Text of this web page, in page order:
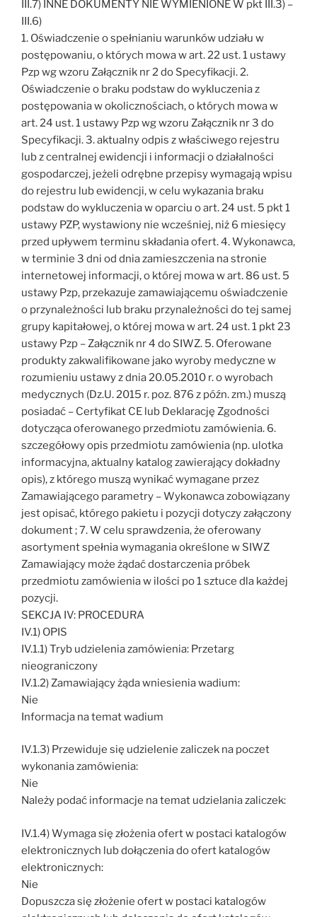
III.7) INNE DOKUMENTY NIE WYMIENIONE W pkt III.3) –
III.6)
1. Oświadczenie o spełnianiu warunków udziału w
postępowaniu, o których mowa w art. 22 ust. 1 ustawy
Pzp wg wzoru Załącznik nr 2 do Specyfikacji. 2.
Oświadczenie o braku podstaw do wykluczenia z
postępowania w okolicznościach, o których mowa w
art. 24 ust. 1 ustawy Pzp wg wzoru Załącznik nr 3 do
Specyfikacji. 3. aktualny odpis z właściwego rejestru
lub z centralnej ewidencji i informacji o działalności
gospodarczej, jeżeli odrębne przepisy wymagają wpisu
do rejestru lub ewidencji, w celu wykazania braku
podstaw do wykluczenia w oparciu o art. 24 ust. 5 pkt 1
ustawy PZP, wystawiony nie wcześniej, niż 6 miesięcy
przed upływem terminu składania ofert. 4. Wykonawca,
w terminie 3 dni od dnia zamieszczenia na stronie
internetowej informacji, o której mowa w art. 86 ust. 5
ustawy Pzp, przekazuje zamawiającemu oświadczenie
o przynależności lub braku przynależności do tej samej
grupy kapitałowej, o której mowa w art. 24 ust. 1 pkt 23
ustawy Pzp – Załącznik nr 4 do SIWZ. 5. Oferowane
produkty zakwalifikowane jako wyroby medyczne w
rozumieniu ustawy z dnia 20.05.2010 r. o wyrobach
medycznych (Dz.U. 2015 r. poz. 876 z późn. zm.) muszą
posiadać – Certyfikat CE lub Deklarację Zgodności
dotycząca oferowanego przedmiotu zamówienia. 6.
szczegółowy opis przedmiotu zamówienia (np. ulotka
informacyjna, aktualny katalog zawierający dokładny
opis), z którego muszą wynikać wymagane przez
Zamawiającego parametry – Wykonawca zobowiązany
jest opisać, którego pakietu i pozycji dotyczy załączony
dokument ; 7. W celu sprawdzenia, że oferowany
asortyment spełnia wymagania określone w SIWZ
Zamawiający może żądać dostarczenia próbek
przedmiotu zamówienia w ilości po 1 sztuce dla każdej
pozycji.
SEKCJA IV: PROCEDURA
IV.1) OPIS
IV.1.1) Tryb udzielenia zamówienia: Przetarg
nieograniczony
IV.1.2) Zamawiający żąda wniesienia wadium:
Nie
Informacja na temat wadium
IV.1.3) Przewiduje się udzielenie zaliczek na poczet
wykonania zamówienia:
Nie
Należy podać informacje na temat udzielania zaliczek:
IV.1.4) Wymaga się złożenia ofert w postaci katalogów
elektronicznych lub dołączenia do ofert katalogów
elektronicznych:
Nie
Dopuszcza się złożenie ofert w postaci katalogów